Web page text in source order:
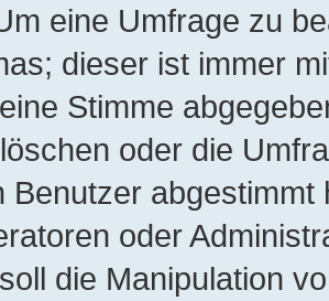
eine Umfrage zu
dieser ist immer
Stimme
oder die
Benutzer
oder
die Manipulation